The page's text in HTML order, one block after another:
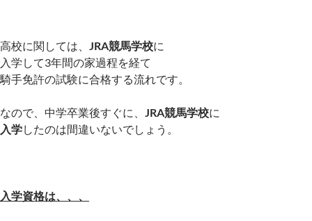
高校に関しては、 JRA競馬学校に
入学して3年間の家過程を経て
騎手免許の試験に合格する流れです。
なので、中学卒業後すぐに、 JRA競馬学校に
入学したのは間違いないでしょう。
入学資格は、、、